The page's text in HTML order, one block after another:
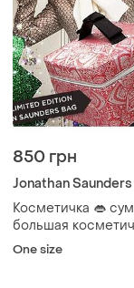
850 грн
Jonathan Saunders
Косметичка 👄
большая
косметический
One size